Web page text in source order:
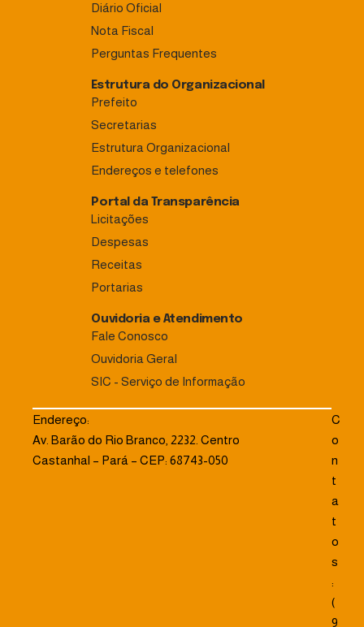
Diário Oficial
Nota Fiscal
Perguntas Frequentes
Estrutura do Organizacional
Prefeito
Secretarias
Estrutura Organizacional
Endereços e telefones
Portal da Transparência
Licitações
Despesas
Receitas
Portarias
Ouvidoria e Atendimento
Fale Conosco
Ouvidoria Geral
SIC - Serviço de Informação
Endereço:
Av. Barão do Rio Branco, 2232. Centro
Castanhal – Pará – CEP: 68743-050
C
o
n
t
a
t
o
s
:
(
9